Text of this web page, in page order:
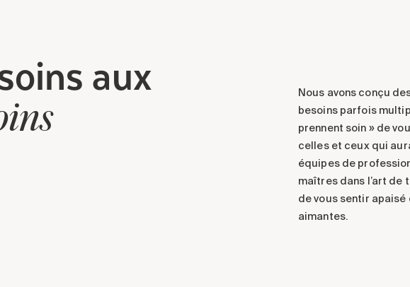
aux
Nous avons conçu
besoins parfois
prennent soin » de
celles et ceux qui
équipes de
maîtres dans l’art de
de vous sentir
aimantes.